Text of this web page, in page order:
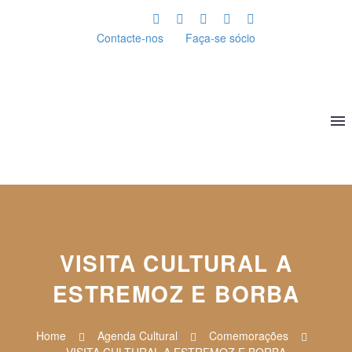
Contacte-nos Faça-se sócio
VISITA CULTURAL A
ESTREMOZ E BORBA
Home Agenda Cultural
Comemorações